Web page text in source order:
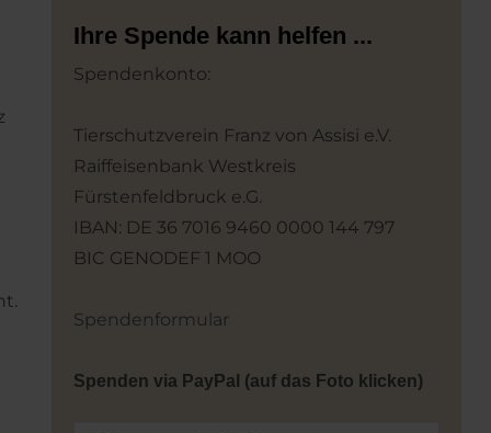
Ihre Spende kann helfen ...
Spendenkonto:
Tierschutzverein Franz von Assisi e.V.
Raiffeisenbank Westkreis
Fürstenfeldbruck e.G.
IBAN: DE 36 7016 9460 0000 144 797
BIC GENODEF 1 MOO
Spendenformular
Spenden via PayPal (auf das Foto klicken)